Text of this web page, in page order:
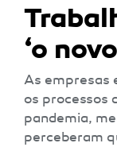
‘o
As empresas
os processos
pandemia,
perceberam